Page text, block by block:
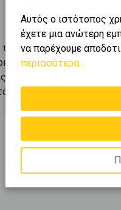
πλούσιο χαρτοφυλάκιο
σεΚροκεες
ευκαιρίες προς
κάθε ανάγκη.
Αυτός ο ιστότοπος
έχετε μια ανώτερη
να παρέχουμε
περισσότερα...